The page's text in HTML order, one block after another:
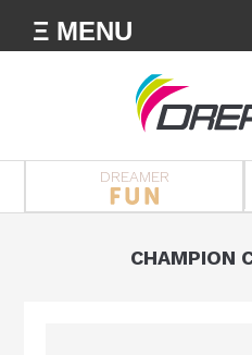
Ξ MENU
DREAMER
CHAMPION